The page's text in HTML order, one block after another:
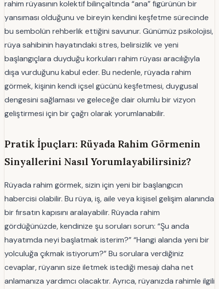
rahim rüyasının kolektif bilinçaltında “ana” figürünün bir
yansıması olduğunu ve bireyin kendini keşfetme sürecinde
bu sembolün rehberlik ettiğini savunur. Günümüz psikolojisi,
rüya sahibinin hayatındaki stres, belirsizlik ve yeni
başlangıçlara duyduğu korkuları rahim rüyası aracılığıyla
dışa vurduğunu kabul eder. Bu nedenle, rüyada rahim
görmek, kişinin kendi içsel gücünü keşfetmesi, duygusal
dengesini sağlaması ve geleceğe dair olumlu bir vizyon
geliştirmesi için bir çağrı olarak yorumlanabilir.
Pratik İpuçları: Rüyada Rahim Görmenin
Sinyallerini Nasıl Yorumlayabilirsiniz?
Rüyada rahim görmek, sizin için yeni bir başlangıcın
habercisi olabilir. Bu rüya, iş, aile veya kişisel gelişim alanında
bir fırsatın kapısını aralayabilir. Rüyada rahim
gördüğünüzde, kendinize şu soruları sorun: “Şu anda
hayatımda neyi başlatmak isterim?” “Hangi alanda yeni bir
yolculuğa çıkmak istiyorum?” Bu sorulara verdiğiniz
cevaplar, rüyanın size iletmek istediği mesajı daha net
anlamanıza yardımcı olacaktır. Ayrıca, rüyanızda rahimle ilgili